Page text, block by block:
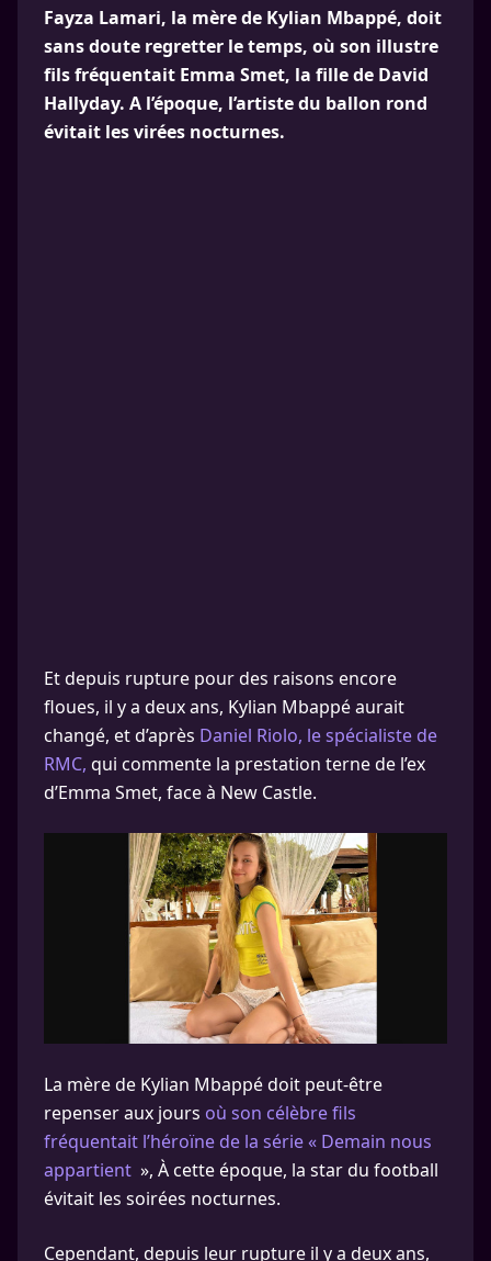
Fayza Lamari, la mère de Kylian Mbappé, doit
sans doute regretter le temps, où son illustre
fils fréquentait Emma Smet, la fille de David
Hallyday. A l’époque, l’artiste du ballon rond
évitait les virées nocturnes.
Et depuis rupture pour des raisons encore
floues, il y a deux ans, Kylian Mbappé aurait
changé, et d’après Daniel Riolo, le spécialiste de
RMC, qui commente la prestation terne de l’ex
d’Emma Smet, face à New Castle.
La mère de Kylian Mbappé doit peut-être
repenser aux jours où son célèbre fils
fréquentait l’héroïne de la série « Demain nous
appartient », À cette époque, la star du football
évitait les soirées nocturnes.
Cependant, depuis leur rupture il y a deux ans,